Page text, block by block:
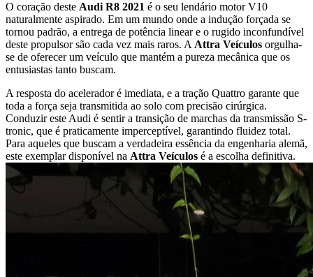
O coração deste Audi R8 2021 é o seu lendário motor V10
naturalmente aspirado. Em um mundo onde a indução forçada se
tornou padrão, a entrega de potência linear e o rugido inconfundível
deste propulsor são cada vez mais raros. A Attra Veículos orgulha-
se de oferecer um veículo que mantém a pureza mecânica que os
entusiastas tanto buscam.
A resposta do acelerador é imediata, e a tração Quattro garante que
toda a força seja transmitida ao solo com precisão cirúrgica.
Conduzir este Audi é sentir a transição de marchas da transmissão S-
tronic, que é praticamente imperceptível, garantindo fluidez total.
Para aqueles que buscam a verdadeira essência da engenharia alemã,
este exemplar disponível na Attra Veículos é a escolha definitiva.